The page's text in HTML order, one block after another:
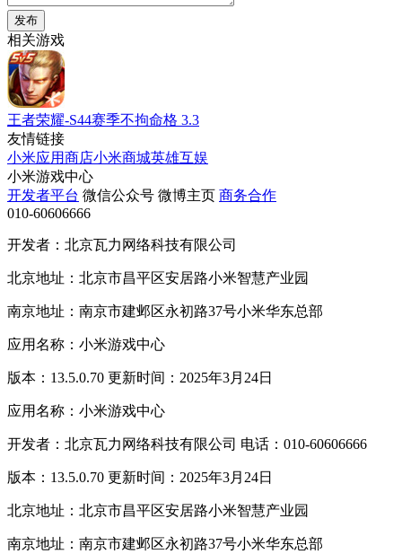
发布
相关游戏
王者荣耀-S44赛季不拘命格 3.3
友情链接
小米应用商店小米商城英雄互娱
小米游戏中心
开发者平台 微信公众号 微博主页 商务合作
010-60606666
开发者：北京瓦力网络科技有限公司
北京地址：北京市昌平区安居路小米智慧产业园
南京地址：南京市建邺区永初路37号小米华东总部
应用名称：小米游戏中心
版本：13.5.0.70 更新时间：2025年3月24日
应用名称：小米游戏中心
开发者：北京瓦力网络科技有限公司 电话：010-60606666
版本：13.5.0.70 更新时间：2025年3月24日
北京地址：北京市昌平区安居路小米智慧产业园
南京地址：南京市建邺区永初路37号小米华东总部